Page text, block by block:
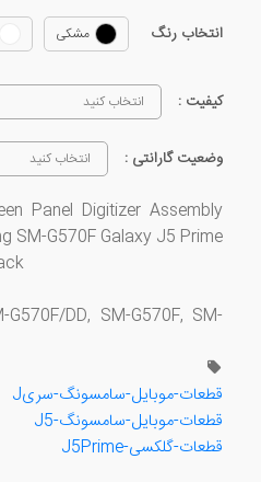
انتخاب رنگ مشکی
کیفیت : انتخاب کنید
وضعیت گارانتی : انتخاب کنید
Panel Digitizer Assembly
SM-G570F Galaxy J5 Prime
DD, SM-G570F, SM-
قطعات-موبایل-سامسونگ-سریJ
قطعات-موبایل-سامسونگ-J5
قطعات-گلکسی-J5Prime